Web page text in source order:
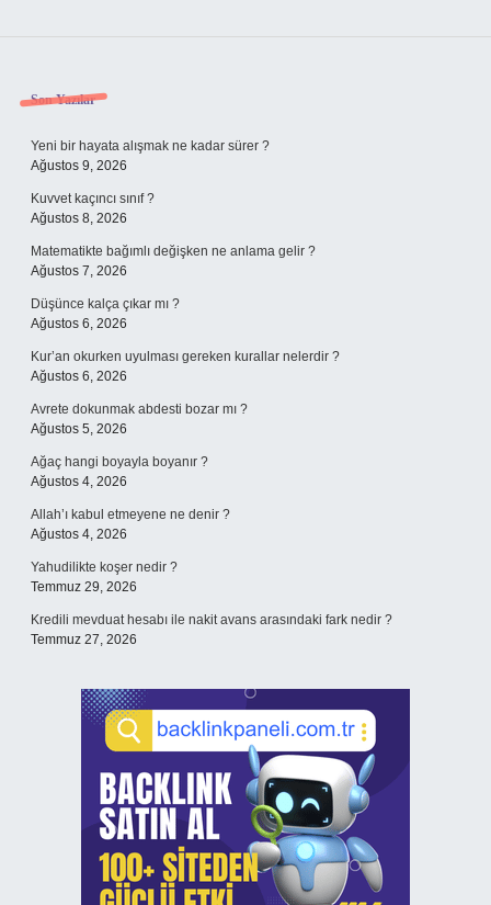
Sidebar
Son Yazılar
Yeni bir hayata alışmak ne kadar sürer ?
Ağustos 9, 2026
Kuvvet kaçıncı sınıf ?
Ağustos 8, 2026
Matematikte bağımlı değişken ne anlama gelir ?
Ağustos 7, 2026
Düşünce kalça çıkar mı ?
Ağustos 6, 2026
Kur’an okurken uyulması gereken kurallar nelerdir ?
Ağustos 6, 2026
Avrete dokunmak abdesti bozar mı ?
Ağustos 5, 2026
Ağaç hangi boyayla boyanır ?
Ağustos 4, 2026
Allah’ı kabul etmeyene ne denir ?
Ağustos 4, 2026
Yahudilikte koşer nedir ?
Temmuz 29, 2026
Kredili mevduat hesabı ile nakit avans arasındaki fark nedir ?
Temmuz 27, 2026